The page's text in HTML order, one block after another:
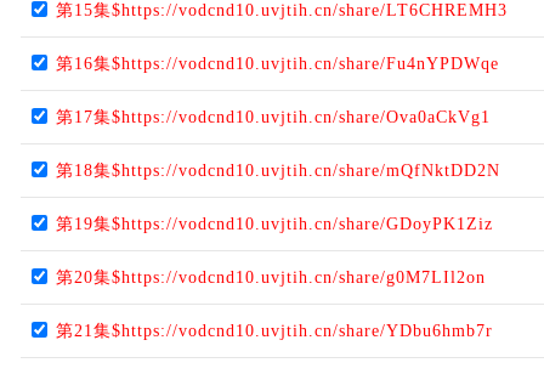
第15集$https://vodcnd10.uvjtih.cn/share/LT6CHREMH3
第16集$https://vodcnd10.uvjtih.cn/share/Fu4nYPDWqe
第17集$https://vodcnd10.uvjtih.cn/share/Ova0aCkVg1
第18集$https://vodcnd10.uvjtih.cn/share/mQfNktDD2N
第19集$https://vodcnd10.uvjtih.cn/share/GDoyPK1Ziz
第20集$https://vodcnd10.uvjtih.cn/share/g0M7LIl2on
第21集$https://vodcnd10.uvjtih.cn/share/YDbu6hmb7r